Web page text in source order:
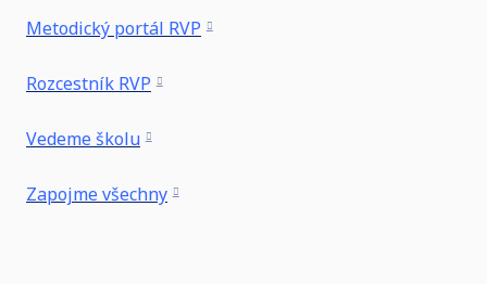
Metodický portál RVP
Rozcestník RVP
Vedeme školu
Zapojme všechny